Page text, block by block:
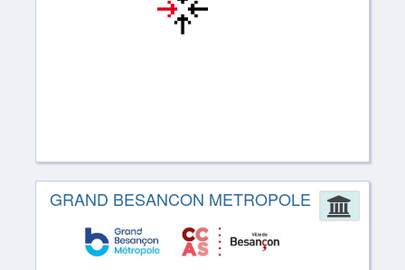
GRAND BESANCON METROPOLE